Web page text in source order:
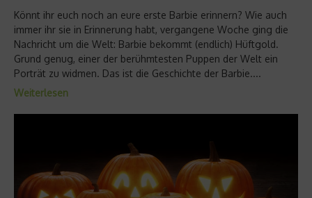
Könnt ihr euch noch an eure erste Barbie erinnern? Wie auch
immer ihr sie in Erinnerung habt, vergangene Woche ging die
Nachricht um die Welt: Barbie bekommt (endlich) Hüftgold.
Grund genug, einer der berühmtesten Puppen der Welt ein
Porträt zu widmen. Das ist die Geschichte der Barbie....
Weiterlesen